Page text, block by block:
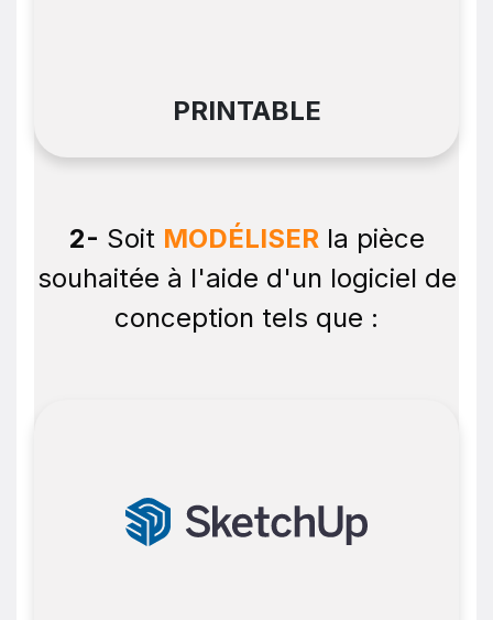
PRINTABLE
2- Soit MODÉLISER la pièce
souhaitée à l'aide d'un logiciel de
conception tels que :